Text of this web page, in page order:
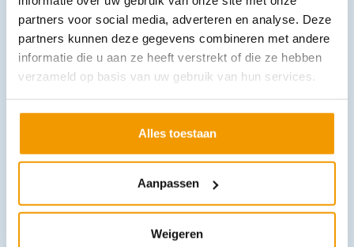
partners voor social media, adverteren en analyse. Deze
partners kunnen deze gegevens combineren met andere
informatie die u aan ze heeft verstrekt of die ze hebben
verzameld op basis van uw gebruik van hun services.
Alles toestaan
Aanpassen
Weigeren
Downloads
Andere producten in deze
categorie: